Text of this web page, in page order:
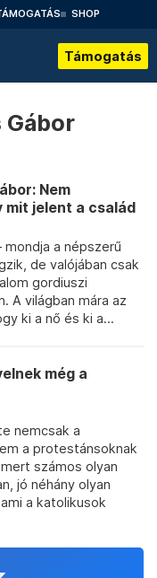
SHOP
Támogatás
Gábor
Nem
mit jelent a család
mondja a népszerű
de valójában csak
gordiuszi
A világban mára az
ki a nő és ki a...
még a
nemcsak a
a protestánsoknak
számos olyan
jó néhány olyan
a katolikusok